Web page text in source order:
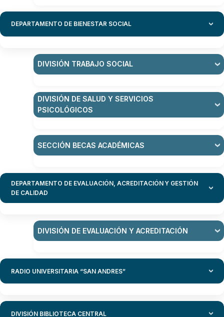
DEPARTAMENTO DE BIENESTAR SOCIAL
DIVISIÓN TRABAJO SOCIAL
DIVISIÓN DE SALUD Y SERVICIOS
PSICOLÓGICOS
SECCIÓN BECAS ACADÉMICAS
DEPARTAMENTO DE EVALUACIÓN, ACREDITACIÓN Y GESTIÓN
DE CALIDAD
DIVISIÓN DE EVALUACIÓN Y ACREDITACIÓN
RADIO UNIVERSITARIA “SAN ANDRES”
DIVISIÓN BIBLIOTECA CENTRAL